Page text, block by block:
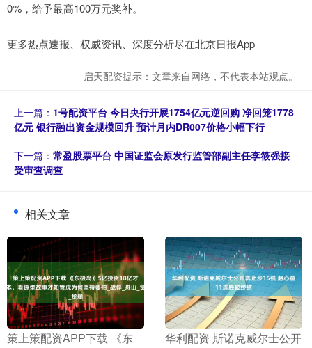
0%，给予最高100万元奖补。
更多热点速报、权威资讯、深度分析尽在北京日报App
启天配资提示：文章来自网络，不代表本站观点。
上一篇： 1号配资平台 今日央行开展1754亿元逆回购 净回笼1778
亿元 银行融出资金规模回升 预计月内DR007价格小幅下行
下一篇： 常盈股票平台 中国证监会原发行监管部副主任李筱强接
受审查调查
相关文章
​策上策配资APP下载 《东
​华利配资 斯诺克威尔士公开